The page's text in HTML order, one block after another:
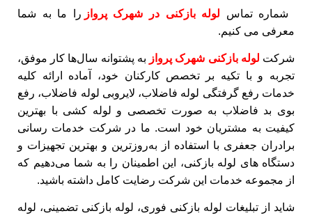
شماره تماس لوله بازکنی در شهرک پروازرا ما به شما
معرفی می کنیم.
شرکتلوله بازکنی شهرک پروازبه پشتوانه سال‌ها کار موفق،
تجربه و با تکیه بر تخصص کارکنان خود، آماده ارائه کلیه
خدمات رفع گرفتگی لوله فاضلاب، لایروبی لوله فاضلاب، رفع
بوی بد فاضلاب به صورت تخصصی و لوله کشی با بهترین
کیفیت به مشتریان خود است. ما در شرکت خدمات رسانی
برادران جعفری با استفاده از به‌روزترین و بهترین تجهیزات و
دستگاه های لوله بازکنی، این اطمینان را به شما می‌دهیم که
از مجموعه خدمات این شرکت رضایت کامل داشته باشید.
شاید از تبلیغات لوله بازکنی فوری، لوله بازکنی تضمینی، لوله